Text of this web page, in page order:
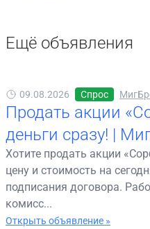
Ещё объявления
09.08.2026 Спрос
Продать акции
деньги сразу! |
Хотите продать акции
цену и стоимость на
подписания договора.
комисс...
Открыть объявление »